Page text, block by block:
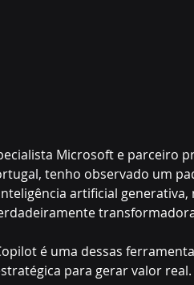
Microsoft e parceiro
tenho observado um
artificial
é uma dessas
para gerar valor real.